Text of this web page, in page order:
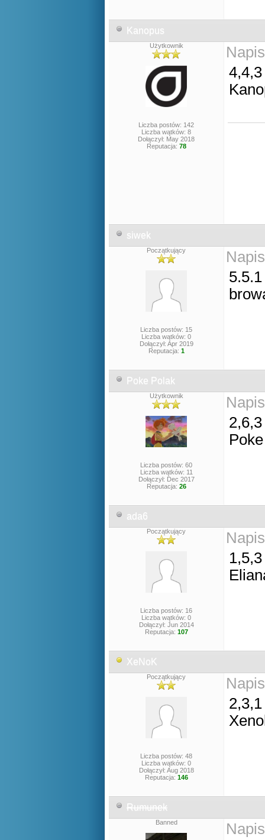
Kanopus
Użytkownik
Liczba postów: 142
Liczba wątków: 8
Dołączył: May 2018
Reputacja: 78
4,4,3
siwek
Początkujący
Liczba postów: 15
Liczba wątków: 0
Dołączył: Apr 2019
Reputacja: 1
5.5.1
Poke Polak
Użytkownik
Liczba postów: 60
Liczba wątków: 11
Dołączył: Dec 2017
Reputacja: 26
2,6,3
ada6
Początkujący
Liczba postów: 16
Liczba wątków: 0
Dołączył: Jun 2014
Reputacja: 107
1,5,3
XeNoK
Początkujący
Liczba postów: 48
Liczba wątków: 0
Dołączył: Aug 2018
Reputacja: 146
2,3,1
Rumunek
Banned